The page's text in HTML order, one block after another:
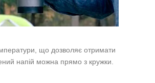
що дозволяє отримати
напій можна прямо з кружки.